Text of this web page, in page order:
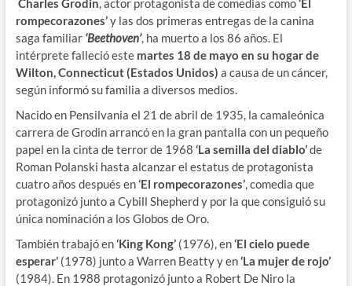
Charles Grodin, actor protagonista de comedias como‘El
rompecorazones’y las dos primeras entregas de la canina
saga familiar ‘Beethoven’, ha muerto a los 86 años. El
intérprete falleció este martes 18 de mayo en su hogar de
Wilton, Connecticut (Estados Unidos) a causa de un cáncer,
según informó su familia a diversos medios.
Nacido en Pensilvania el 21 de abril de 1935, la camaleónica
carrera de Grodin arrancó en la gran pantalla con un pequeño
papel en la cinta de terror de 1968 ‘La semilla del diablo’de
Roman Polanski hasta alcanzar el estatus de protagonista
cuatro años después en‘El rompecorazones’, comedia que
protagonizó junto a Cybill Shepherd y por la que consiguió su
única nominación a los Globos de Oro.
También trabajó en‘King Kong’(1976), en‘El cielo puede
esperar’(1978) junto a Warren Beatty y en‘La mujer de rojo’
(1984). En 1988 protagonizó junto a Robert De Niro la